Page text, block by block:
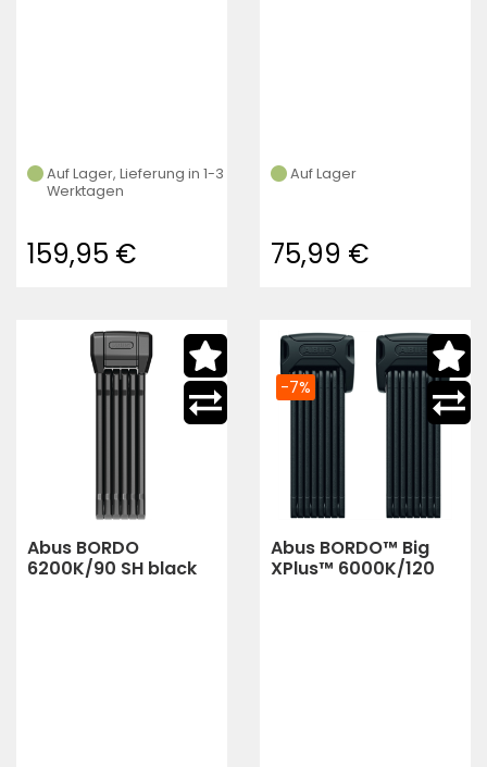
Auf Lager, Lieferung in 1-3
Werktagen
159,95 €
Auf Lager
75,99 €
Abus BORDO
6200K/90 SH black
Abus BORDO™ Big
XPlus™ 6000K/120
-7%